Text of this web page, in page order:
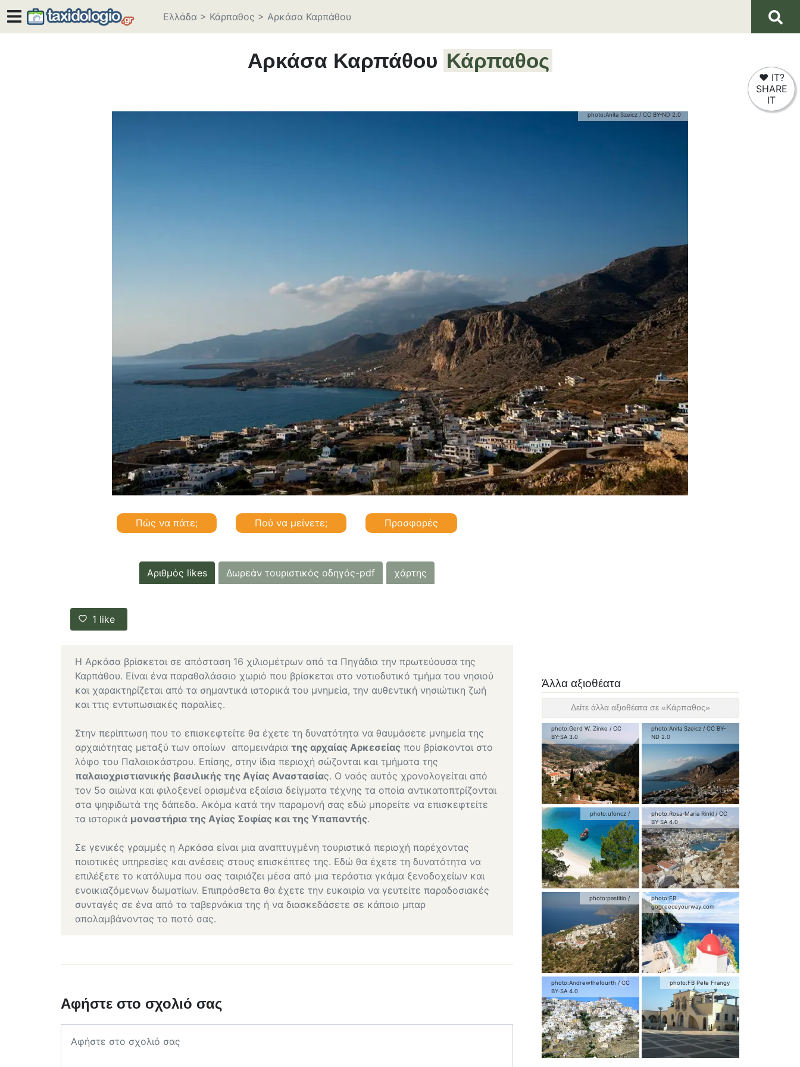
❤ IT?
SHARE
IT
Ελλάδα > Κάρπαθος > Αρκάσα Καρπάθου
Αρκάσα Καρπάθου Κάρπαθος
photo:Anita Szeicz / CC BY-ND 2.0
Πώς να πάτε; Πού να μείνετε; Προσφορές
Αριθμός likes Δωρεάν τουριστικός οδηγός-pdf χάρτης
1 like
Η Αρκάσα βρίσκεται σε απόσταση 16 χιλιομέτρων από τα Πηγάδια την πρωτεύουσα της
Καρπάθου. Είναι ένα παραθαλάσσιο χωριό που βρίσκεται στο νοτιοδυτικό τμήμα του νησιού
και χαρακτηρίζεται από τα σημαντικά ιστορικά του μνημεία, την αυθεντική νησιώτικη ζωή
και ττις εντυπωσιακές παραλίες.
Στην περίπτωση που το επισκεφτείτε θα έχετε τη δυνατότητα να θαυμάσετε μνημεία της
αρχαιότητας μεταξύ των οποίων απομεινάρια της αρχαίας Αρκεσείας που βρίσκονται στο
λόφο του Παλαιοκάστρου. Επίσης, στην ίδια περιοχή σώζονται και τμήματα της
παλαιοχριστιανικής βασιλικής της Αγίας Αναστασίας. Ο ναός αυτός χρονολογείται από
τον 5ο αιώνα και φιλοξενεί ορισμένα εξαίσια δείγματα τέχνης τα οποία αντικατοπτρίζονται
στα ψηφιδωτά της δάπεδα. Ακόμα κατά την παραμονή σας εδώ μπορείτε να επισκεφτείτε
τα ιστορικά μοναστήρια της Αγίας Σοφίας και της Υπαπαντής.
Σε γενικές γραμμές η Αρκάσα είναι μια αναπτυγμένη τουριστικά περιοχή παρέχοντας
ποιοτικές υπηρεσίες και ανέσεις στους επισκέπτες της. Εδώ θα έχετε τη δυνατότητα να
επιλέξετε το κατάλυμα που σας ταιριάζει μέσα από μια τεράστια γκάμα ξενοδοχείων και
ενοικιαζόμενων δωματίων. Επιπρόσθετα θα έχετε την ευκαιρία να γευτείτε παραδοσιακές
συνταγές σε ένα από τα ταβερνάκια της ή να διασκεδάσετε σε κάποιο μπαρ
απολαμβάνοντας το ποτό σας.
Αφήστε στο σχολιό σας
Άλλα αξιοθέατα
Δείτε άλλα αξιοθέατα σε «Κάρπαθος»
photo:Gerd W. Zinke / CC
BY-SA 3.0
photo:Anita Szeicz / CC BY-
ND 2.0
photo:ufoncz / photo:Rosa-Maria Rinkl /CC
BY-SA 4.0
photo:pastitio / photo:FB
gogreeceyourway.com
photo:Andrewthefourth /CC
BY-SA 4.0
photo:FB Pete Frangy